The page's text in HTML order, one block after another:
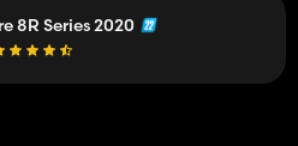
8R Series 2020